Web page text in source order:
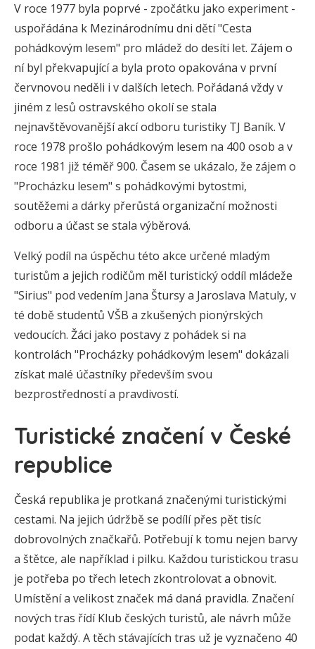
V roce 1977 byla poprvé - zpočátku jako experiment -
uspořádána k Mezinárodnímu dni dětí "Cesta
pohádkovým lesem" pro mládež do desíti let. Zájem o
ní byl překvapující a byla proto opakována v první
červnovou neděli i v dalších letech. Pořádaná vždy v
jiném z lesů ostravského okolí se stala
nejnavštěvovanější akcí odboru turistiky TJ Baník. V
roce 1978 prošlo pohádkovým lesem na 400 osob a v
roce 1981 již téměř 900. Časem se ukázalo, že zájem o
"Procházku lesem" s pohádkovými bytostmi,
soutěžemi a dárky přerůstá organizační možnosti
odboru a účast se stala výběrová.
Velký podíl na úspěchu této akce určené mladým
turistům a jejich rodičům měl turistický oddíl mládeže
"Sirius" pod vedením Jana Štursy a Jaroslava Matuly, v
té době studentů VŠB a zkušených pionýrských
vedoucích. Žáci jako postavy z pohádek si na
kontrolách "Procházky pohádkovým lesem" dokázali
získat malé účastníky především svou
bezprostředností a pravdivostí.
Turistické značení v České
republice
Česká republika je protkaná značenými turistickými
cestami. Na jejich údržbě se podílí přes pět tisíc
dobrovolných značkařů. Potřebují k tomu nejen barvy
a štětce, ale například i pilku. Každou turistickou trasu
je potřeba po třech letech zkontrolovat a obnovit.
Umístění a velikost značek má daná pravidla. Značení
nových tras řídí Klub českých turistů, ale návrh může
podat každý. A těch stávajících tras už je vyznačeno 40